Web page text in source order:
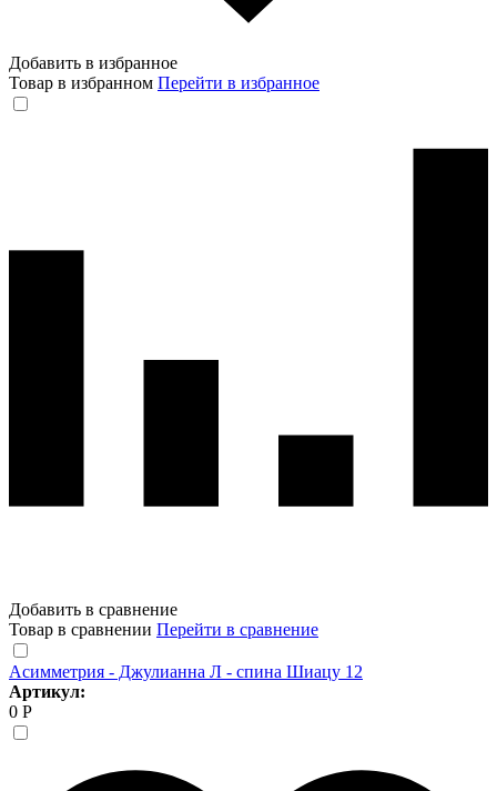
Добавить в избранное
Товар в избранном Перейти в избранное
Добавить в сравнение
Товар в сравнении Перейти в сравнение
Асимметрия - Джулианна Л - спина Шиацу 12
Артикул:
0 Р